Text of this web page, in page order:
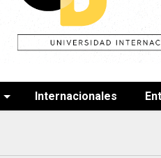
Internacionales